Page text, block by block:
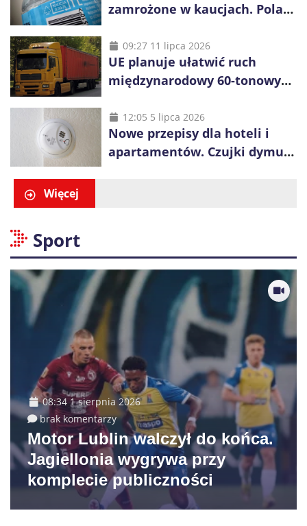
zamrożone w kaucjach. Polacy
vouchery
09:27 11 lipca 2026
UE planuje ułatwić ruch
międzynarodowy 60-tonowych
konkurencji
12:05 5 lipca 2026
Nowe przepisy dla hoteli i
apartamentów. Czujki dymu
Więcej
Sport
08:34 1 sierpnia 2026
brak komentarzy
Motor Lublin walczył do końca.
Jagiellonia wygrywa przy
komplecie publiczności